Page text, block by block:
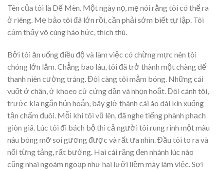
Tên của tôi là Dế Mèn. Một ngày nọ, mẹ nói rằng tôi có thể ra
ở riêng. Mẹ bảo tôi đã lớn rồi, cần phải sớm biết tự lập. Tôi
cảm thấy vô cùng háo hức, thích thú.
Bởi tôi ăn uống điều độ và làm việc có chừng mực nên tôi
chóng lớn lắm. Chẳng bao lâu, tôi đã trở thành một chàng dế
thanh niên cường tráng. Đôi càng tôi mẫm bóng. Những cái
vuốt ở chân, ở khoeo cứ cứng dần và nhọn hoắt. Đôi cánh tôi,
trước kia ngắn hủn hoẳn, bây giờ thành cái áo dài kín xuống
tận chấm đuôi. Mỗi khi tôi vũ lên, đã nghe tiếng phành phạch
giòn giã. Lúc tôi đi bách bộ thì cả người tôi rung rinh một màu
nâu bóng mỡ soi gương được và rất ưa nhìn. Đầu tôi to ra và
nổi từng tảng, rất bướng. Hai cái răng đen nhánh lúc nào
cũng nhai ngoàm ngoạp như hai lưỡi liềm máy làm việc. Sợi